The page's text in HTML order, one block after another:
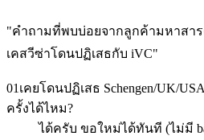
"คำถามที่พบบ่อยจากลูกค้ามหาสา
เคสวีซ่าโดนปฏิเสธกับ iVC"
01 เคยโดนปฏิเสธ Schengen/UK/
ครั้งได้ไหม?
ได้ครับ ขอใหม่ได้ทันที (ไม่มี